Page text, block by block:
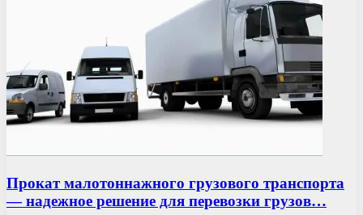
Прокат малотоннажного грузового транспорта
— надежное решение для перевозки грузов…